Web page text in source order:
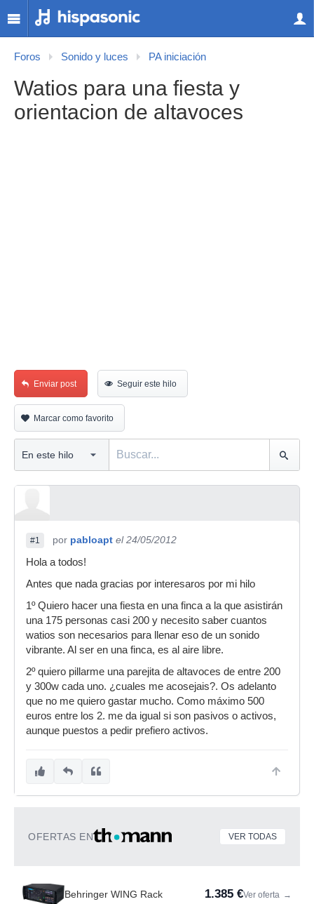
Foros Sonido y luces PA iniciación
Watios para una fiesta y
orientacion de altavoces
Enviar post Seguir este hilo
Marcar como favorito
#1 por pabloapt el 24/05/2012
Hola a todos!
Antes que nada gracias por interesaros por mi hilo
1º Quiero hacer una fiesta en una finca a la que asistirán
una 175 personas casi 200 y necesito saber cuantos
watios son necesarios para llenar eso de un sonido
vibrante. Al ser en una finca, es al aire libre.
2º quiero pillarme una parejita de altavoces de entre 200
y 300w cada uno. ¿cuales me acosejais?. Os adelanto
que no me quiero gastar mucho. Como máximo 500
euros entre los 2. me da igual si son pasivos o activos,
aunque puestos a pedir prefiero activos.
OFERTAS EN VER TODAS
Behringer WING Rack 1.385 €Ver oferta →